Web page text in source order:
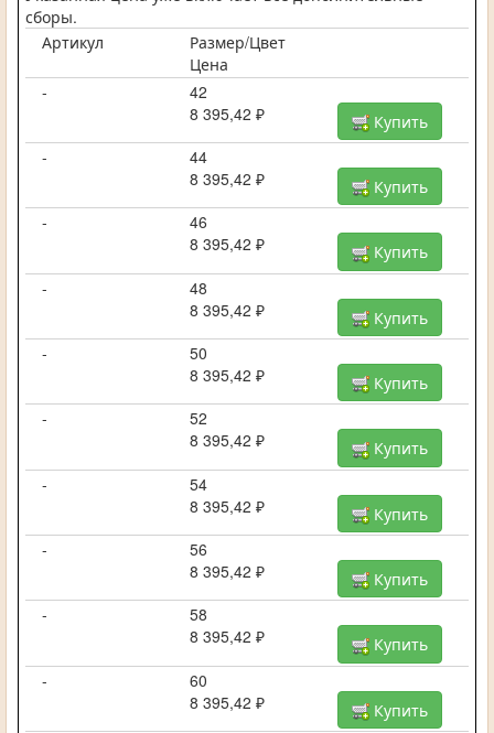
сборы.
Артикул
Размер/Цвет
Цена
-
42
8 395,42 ₽
Купить
-
44
8 395,42 ₽
Купить
-
46
8 395,42 ₽
Купить
-
48
8 395,42 ₽
Купить
-
50
8 395,42 ₽
Купить
-
52
8 395,42 ₽
Купить
-
54
8 395,42 ₽
Купить
-
56
8 395,42 ₽
Купить
-
58
8 395,42 ₽
Купить
-
60
8 395,42 ₽
Купить